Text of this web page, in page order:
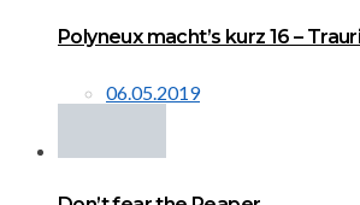
Polyneux macht’s kurz 16 –
06.05.2019